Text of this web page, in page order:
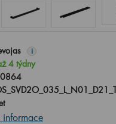
i
4 týdny